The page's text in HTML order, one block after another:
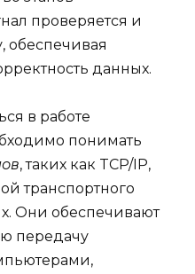
проверяется и
обеспечивая
данных.
в работе
понимать
, таких как TCP/IP,
транспортного
Они обеспечивают
передачу